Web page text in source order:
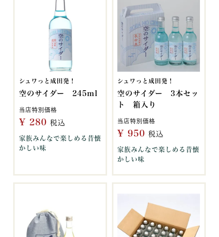
シュワっと成田発！
空のサイダー 245ml
当店特別価格
¥ 280 税込
家族みんなで楽しめる昔懐
かしい味
シュワっと成田発！
空のサイダー 3本セッ
ト 箱入り
当店特別価格
¥ 950 税込
家族みんなで楽しめる昔懐
かしい味